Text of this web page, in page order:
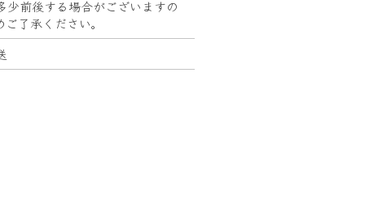
少前後する場合がございますの
ご了承ください。